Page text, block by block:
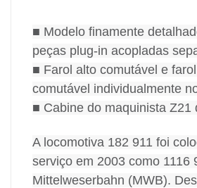
■ Modelo finamente
peças plug-in acopladas
■ Farol alto comutável e
comutável individualmente
■ Cabine do maquinista Z21
A locomotiva 182 911 foi
serviço em 2003 como 1116
Mittelweserbahn (MWB).